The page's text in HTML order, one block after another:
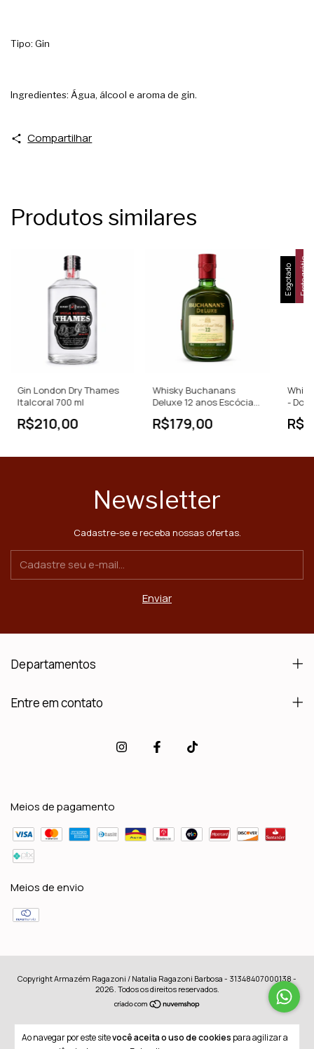
Ao navegar por este sitevocê aceita o uso de cookies para agilizar a
Tipo: Gin
Ingredientes: Água, álcool e aroma de gin.
Compartilhar
Produtos similares
Gin London Dry Thames
Italcoral 700 ml
R$210,00
Whisky Buchanans
Deluxe 12 anos Escócia
-750ml
R$179,00
Esgotado Frete grátis
-
Newsletter
Cadastre-se e receba nossas ofertas.
Departamentos
Entre em contato
Meios de pagamento
Meios de envio
Copyright Armazém Ragazoni / Natalia Ragazoni Barbosa - 31348407000138 -
2026. Todos os direitos reservados.